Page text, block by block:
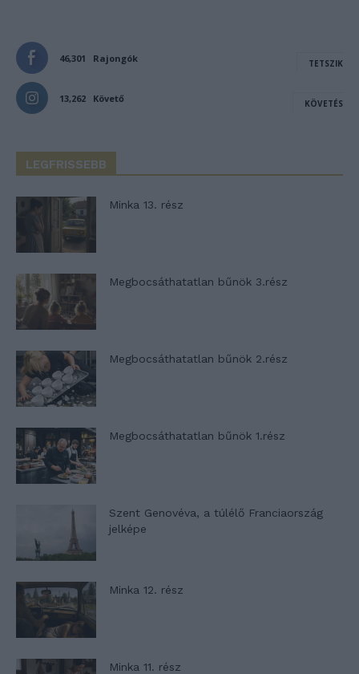
46,301 Rajongók TETSZIK
13,262 Követő KÖVETÉS
LEGFRISSEBB
Minka 13. rész
Megbocsáthatatlan bűnök 3.rész
Megbocsáthatatlan bűnök 2.rész
Megbocsáthatatlan bűnök 1.rész
Szent Genovéva, a túlélő Franciaország
jelképe
Minka 12. rész
Minka 11. rész